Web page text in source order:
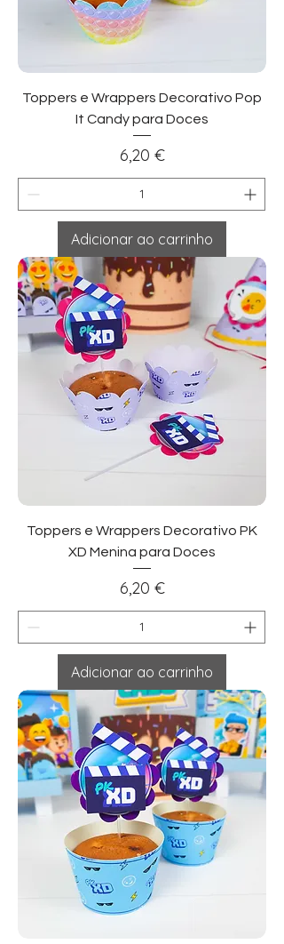
Toppers e Wrappers Decorativo Pop
It Candy para Doces
Preço
6,20 €
Adicionar ao carrinho
Toppers e Wrappers Decorativo PK
XD Menina para Doces
Preço
6,20 €
Adicionar ao carrinho